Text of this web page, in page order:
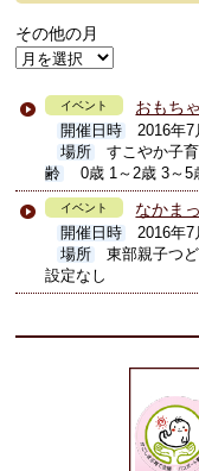
その他の月
イベント おもち
開催日時
2016年7
場所
すこやか子
齢
0歳 1～2歳 3～5
イベント なかま
開催日時
2016年7
場所
東部親子つ
設定なし